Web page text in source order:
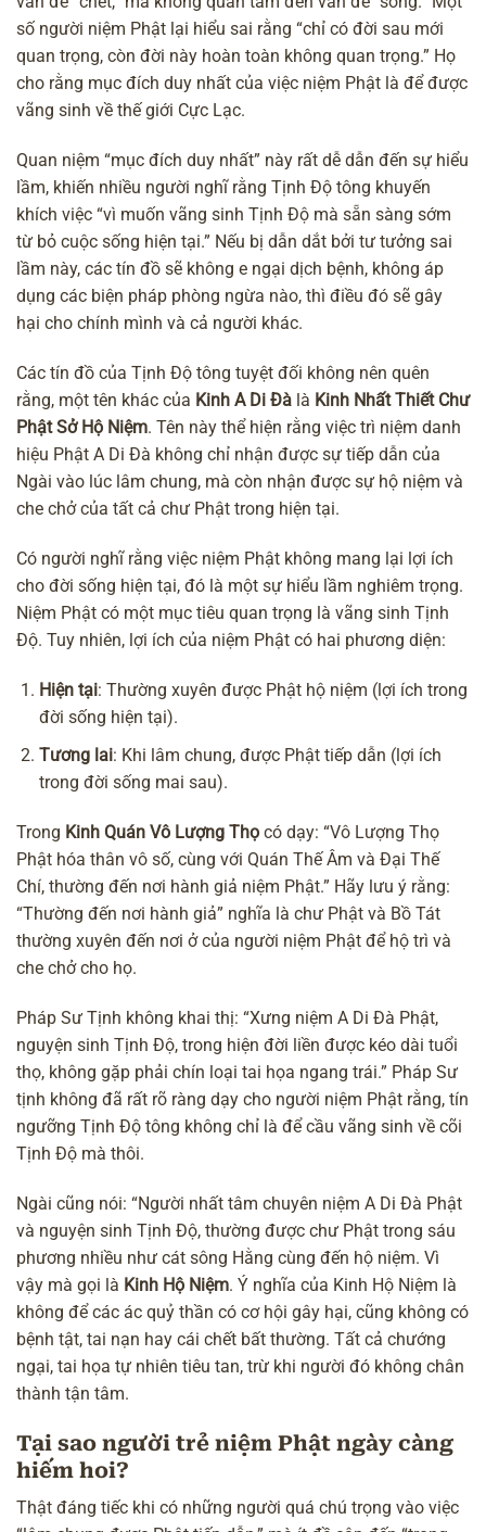
số người niệm Phật lại hiểu sai rằng “chỉ có đời sau mới
quan trọng, còn đời này hoàn toàn không quan trọng.” Họ
cho rằng mục đích duy nhất của việc niệm Phật là để được
vãng sinh về thế giới Cực Lạc.
Quan niệm “mục đích duy nhất” này rất dễ dẫn đến sự hiểu
lầm, khiến nhiều người nghĩ rằng Tịnh Độ tông khuyến
khích việc “vì muốn vãng sinh Tịnh Độ mà sẵn sàng sớm
từ bỏ cuộc sống hiện tại.” Nếu bị dẫn dắt bởi tư tưởng sai
lầm này, các tín đồ sẽ không e ngại dịch bệnh, không áp
dụng các biện pháp phòng ngừa nào, thì điều đó sẽ gây
hại cho chính mình và cả người khác.
Các tín đồ của Tịnh Độ tông tuyệt đối không nên quên
rằng, một tên khác của Kinh A Di Đà là Kinh Nhất Thiết Chư
Phật Sở Hộ Niệm. Tên này thể hiện rằng việc trì niệm danh
hiệu Phật A Di Đà không chỉ nhận được sự tiếp dẫn của
Ngài vào lúc lâm chung, mà còn nhận được sự hộ niệm và
che chở của tất cả chư Phật trong hiện tại.
Có người nghĩ rằng việc niệm Phật không mang lại lợi ích
cho đời sống hiện tại, đó là một sự hiểu lầm nghiêm trọng.
Niệm Phật có một mục tiêu quan trọng là vãng sinh Tịnh
Độ. Tuy nhiên, lợi ích của niệm Phật có hai phương diện:
Hiện tại: Thường xuyên được Phật hộ niệm (lợi ích trong
đời sống hiện tại).
Tương lai: Khi lâm chung, được Phật tiếp dẫn (lợi ích
trong đời sống mai sau).
Trong Kinh Quán Vô Lượng Thọ có dạy: “Vô Lượng Thọ
Phật hóa thân vô số, cùng với Quán Thế Âm và Đại Thế
Chí, thường đến nơi hành giả niệm Phật.” Hãy lưu ý rằng:
“Thường đến nơi hành giả” nghĩa là chư Phật và Bồ Tát
thường xuyên đến nơi ở của người niệm Phật để hộ trì và
che chở cho họ.
Pháp Sư Tịnh không khai thị: “Xưng niệm A Di Đà Phật,
nguyện sinh Tịnh Độ, trong hiện đời liền được kéo dài tuổi
thọ, không gặp phải chín loại tai họa ngang trái.” Pháp Sư
tịnh không đã rất rõ ràng dạy cho người niệm Phật rằng, tín
ngưỡng Tịnh Độ tông không chỉ là để cầu vãng sinh về cõi
Tịnh Độ mà thôi.
Ngài cũng nói: “Người nhất tâm chuyên niệm A Di Đà Phật
và nguyện sinh Tịnh Độ, thường được chư Phật trong sáu
phương nhiều như cát sông Hằng cùng đến hộ niệm. Vì
vậy mà gọi là Kinh Hộ Niệm. Ý nghĩa của Kinh Hộ Niệm là
không để các ác quỷ thần có cơ hội gây hại, cũng không có
bệnh tật, tai nạn hay cái chết bất thường. Tất cả chướng
ngại, tai họa tự nhiên tiêu tan, trừ khi người đó không chân
thành tận tâm.
Tại sao người trẻ niệm Phật ngày càng
hiếm hoi?
Thật đáng tiếc khi có những người quá chú trọng vào việc